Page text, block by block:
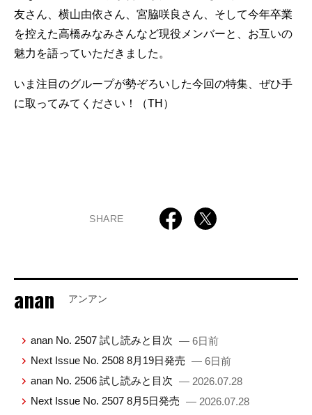
友さん、横山由依さん、宮脇咲良さん、そして今年卒業
を控えた高橋みなみさんなど現役メンバーと、お互いの
魅力を語っていただきました。
いま注目のグループが勢ぞろいした今回の特集、ぜひ手
に取ってみてください！（TH）
SHARE
anan アンアン
anan No. 2507 試し読みと目次 — 6日前
Next Issue No. 2508 8月19日発売 — 6日前
anan No. 2506 試し読みと目次 — 2026.07.28
Next Issue No. 2507 8月5日発売 — 2026.07.28